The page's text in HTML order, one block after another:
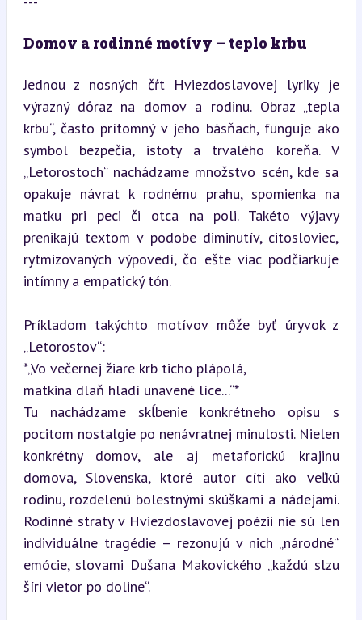
Domov a rodinné motívy – teplo krbu
Jednou z nosných čŕt Hviezdoslavovej lyriky je
výrazný dôraz na domov a rodinu. Obraz „tepla
krbu“, často prítomný v jeho básňach, funguje ako
symbol bezpečia, istoty a trvalého koreňa. V
„Letorostoch“ nachádzame množstvo scén, kde sa
opakuje návrat k rodnému prahu, spomienka na
matku pri peci či otca na poli. Takéto výjavy
prenikajú textom v podobe diminutív, citosloviec,
rytmizovaných výpovedí, čo ešte viac podčiarkuje
intímny a empatický tón.
Príkladom takýchto motívov môže byť úryvok z
„Letorostov“:
*„Vo večernej žiare krb ticho plápolá,
matkina dlaň hladí unavené líce...“*
Tu nachádzame skĺbenie konkrétneho opisu s
pocitom nostalgie po nenávratnej minulosti. Nielen
konkrétny domov, ale aj metaforickú krajinu
domova, Slovenska, ktoré autor cíti ako veľkú
rodinu, rozdelenú bolestnými skúškami a nádejami.
Rodinné straty v Hviezdoslavovej poézii nie sú len
individuálne tragédie – rezonujú v nich „národné“
emócie, slovami Dušana Makovického „každú slzu
šíri vietor po doline“.